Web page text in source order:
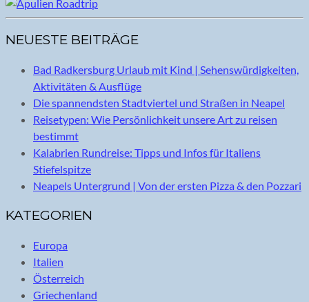
NEUESTE BEITRÄGE
Bad Radkersburg Urlaub mit Kind | Sehenswürdigkeiten,
Aktivitäten & Ausflüge
Die spannendsten Stadtviertel und Straßen in Neapel
Reisetypen: Wie Persönlichkeit unsere Art zu reisen
bestimmt
Kalabrien Rundreise: Tipps und Infos für Italiens
Stiefelspitze
Neapels Untergrund | Von der ersten Pizza & den Pozzari
KATEGORIEN
Europa
Italien
Österreich
Griechenland